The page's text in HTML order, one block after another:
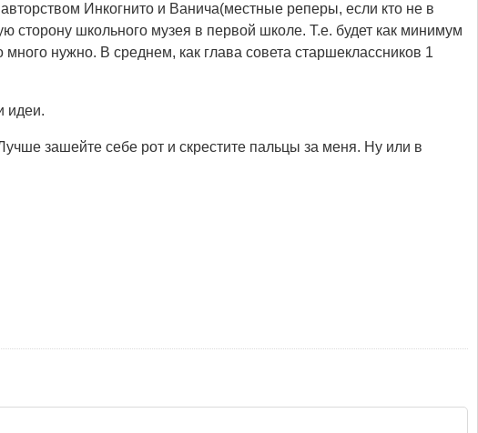
Инкогнито и Ванича(местные реперы, если кто не в
сторону школьного музея в первой школе. Т.е. будет как минимум
нужно. В среднем, как глава совета старшеклассников 1
идеи.
зашейте себе рот и скрестите пальцы за меня. Ну или в